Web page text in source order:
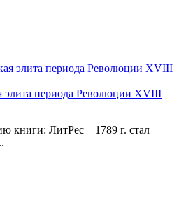
элита периода Революции XVIII
книги: ЛитРес 1789 г. стал